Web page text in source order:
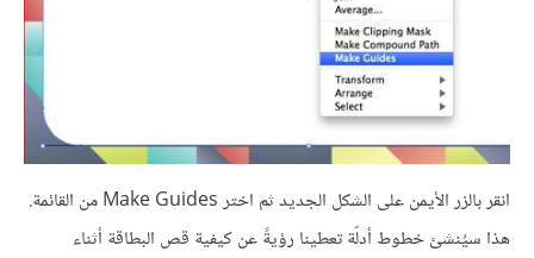
انقر بالزر الأيمن على الشكل الجديد ثم اختر Make Guides من القائمة.
هذا سيُنشئ خطوط أدلّة تعطينا رؤيةً عن كيفية قص البطاقة أثناء